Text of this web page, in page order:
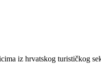
iz hrvatskog turističkog